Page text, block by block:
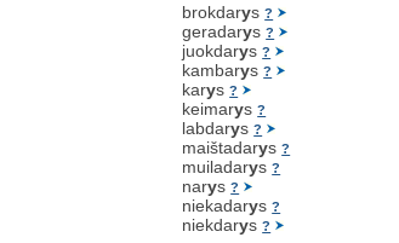
brokdarys?
geradarys?
juokdarys?
kambarys?
karys?
keimarys?
labdarys?
maištadarys?
muiladarys?
narys?
niekadarys?
niekdarys?